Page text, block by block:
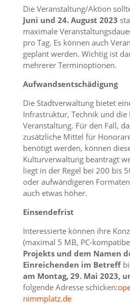
Die Veranstaltung/Aktion
Juni und 24. August 2023
maximale
pro Tag. Es können auch
geplant werden. Wichtig ist
mehrerer Terminoptionen.
Aufwandsentschädigung
Die Stadtverwaltung bietet
Infrastruktur, Technik und die
Veranstaltung. Für den Fall,
zusätzliche Mittel für
benötigt werden, können
Kulturverwaltung beantragt
liegt in der Regel bei 200 bis
oder aufwändigeren
auch etwas höher.
Einsendefrist
Interessierte können ihre
(maximal 5 MB, PC-
Projekts und dem Namen
Einreichenden im Betreff
am Montag, 29. Mai 2023,
folgende Adresse schicken:
nimmplatz.de